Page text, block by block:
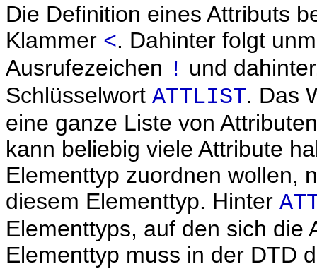
Die Definition eines Attributs
Klammer <. Dahinter folgt
Ausrufezeichen ! und
Schlüsselwort ATTLIST. Das
eine ganze Liste von
kann beliebig viele Attribute
Elementtyp zuordnen wollen,
diesem Elementtyp. Hinter
Elementtyps, auf den sich die
Elementtyp muss in der DTD